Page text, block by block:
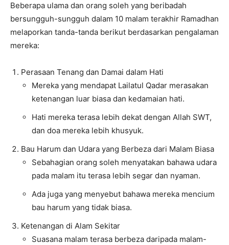
Beberapa ulama dan orang soleh yang beribadah
bersungguh-sungguh dalam 10 malam terakhir Ramadhan
melaporkan tanda-tanda berikut berdasarkan pengalaman
mereka:
Perasaan Tenang dan Damai dalam Hati
Mereka yang mendapat Lailatul Qadar merasakan
ketenangan luar biasa dan kedamaian hati.
Hati mereka terasa lebih dekat dengan Allah SWT,
dan doa mereka lebih khusyuk.
Bau Harum dan Udara yang Berbeza dari Malam Biasa
Sebahagian orang soleh menyatakan bahawa udara
pada malam itu terasa lebih segar dan nyaman.
Ada juga yang menyebut bahawa mereka mencium
bau harum yang tidak biasa.
Ketenangan di Alam Sekitar
Suasana malam terasa berbeza daripada malam-